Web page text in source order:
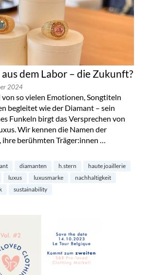
dem Labor – die Zukunft?
2024
so vielen Emotionen, Songtiteln
begleitet wie der Diamant – sein
Funkeln birgt das Versprechen von
Wir kennen die Namen der
berühmten Träger:innen …
dem Labor – die Zukunft?“
diamanten h.stern
haute joaillerie
luxus luxusmarke
nachhaltigkeit
sustainability